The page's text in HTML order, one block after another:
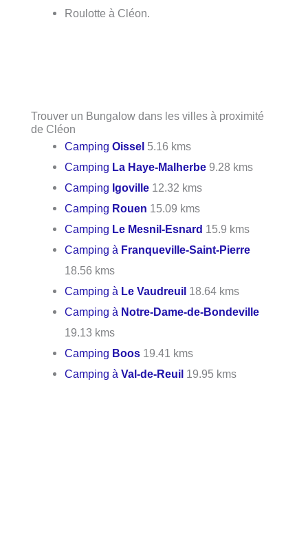
Roulotte à Cléon.
Trouver un Bungalow dans les villes à proximité
de Cléon
CampingOissel 5.16 kms
Camping La Haye-Malherbe 9.28 kms
Camping Igoville 12.32 kms
Camping Rouen 15.09 kms
Camping Le Mesnil-Esnard 15.9 kms
Camping à Franqueville-Saint-Pierre
18.56 kms
Camping à Le Vaudreuil 18.64 kms
Camping à Notre-Dame-de-Bondeville
19.13 kms
Camping Boos 19.41 kms
Camping àVal-de-Reuil 19.95 kms